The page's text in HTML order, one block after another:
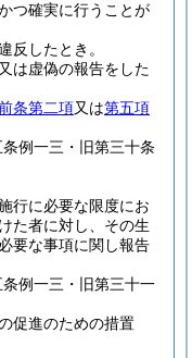
つ確実に行うことが
反したとき。
は虚偽の報告をした
条第二項又は第五項
例一三・旧第三十条
行に必要な限度にお
た者に対し、その生
要な事項に関し報告
例一三・旧第三十一
促進のための措置